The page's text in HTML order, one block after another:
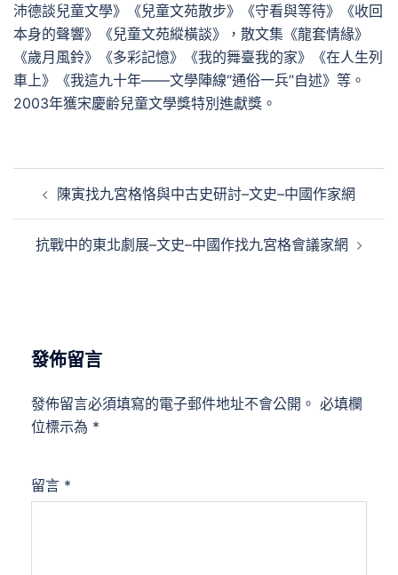
沛德談兒童文學》《兒童文苑散步》《守看與等待》《收回
本身的聲響》《兒童文苑縱橫談》，散文集《龍套情緣》
《歲月風鈴》《多彩記憶》《我的舞臺我的家》《在人生列
車上》《我這九十年——文學陣線“通俗一兵”自述》等。
2003年獲宋慶齢兒童文學獎特別進獻獎。
陳寅找九宮格恪與中古史研討–文史–中國作家網
抗戰中的東北劇展–文史–中國作找九宮格會議家網
發佈留言
發佈留言必須填寫的電子郵件地址不會公開。 必填欄
位標示為 *
留言 *